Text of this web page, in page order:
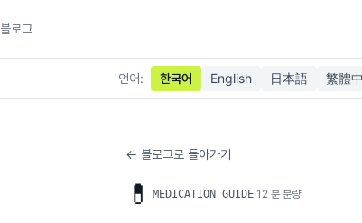
블로그
언어: 한국어 English 日本語 繁體
← 블로그로 돌아가기
💊 MEDICATION GUIDE·12 분 분량